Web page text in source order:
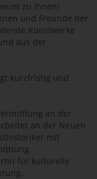
zu Ihnen!
und Freunde der
Kunstwerke
aus der
kurzfristig und
an der
an der Neuen
mit
für kulturelle